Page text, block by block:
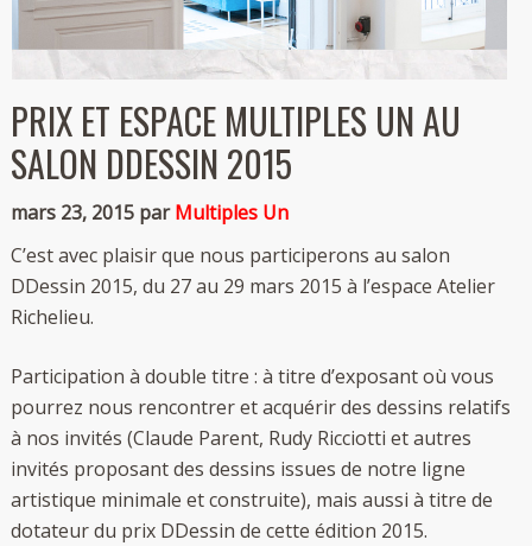
PRIX ET ESPACE MULTIPLES UN AU
SALON DDESSIN 2015
mars 23, 2015 parMultiples Un
C’est avec plaisir que nous participerons au salon
DDessin 2015, du 27 au 29 mars 2015 à l’espace Atelier
Richelieu.
Participation à double titre : à titre d’exposant où vous
pourrez nous rencontrer et acquérir des dessins relatifs
à nos invités (Claude Parent, Rudy Ricciotti et autres
invités proposant des dessins issues de notre ligne
artistique minimale et construite), mais aussi à titre de
dotateur du prix DDessin de cette édition 2015.